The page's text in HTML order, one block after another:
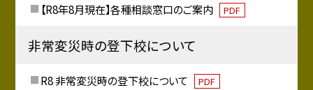
【R8年8月現在】各種相談窓口のご案内 PDF
非常変災時の登下校について
R8 非常変災時の登下校について PDF